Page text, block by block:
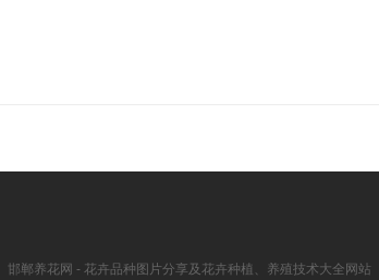
邯郸养花网 - 花卉品种图片分享及花卉种植、养殖技术大全网站